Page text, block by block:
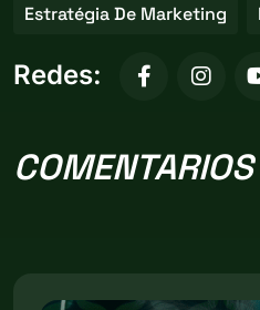
Estratégia De Marketing
Redes: